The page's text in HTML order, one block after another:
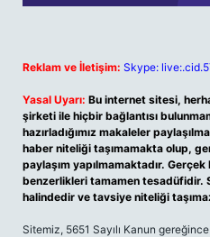
Reklam ve İletişim: Skype:
Yasal Uyarı: Bu internet sitesi,
şirketi ile hiçbir bağlantısı
hazırladığımız makaleler
haber niteliği taşımamakta olup,
paylaşım yapılmamaktadır.
benzerlikleri tamamen tesadüfidir.
halindedir ve tavsiye niteliği
Sitemiz, 5651 Sayılı Kanun